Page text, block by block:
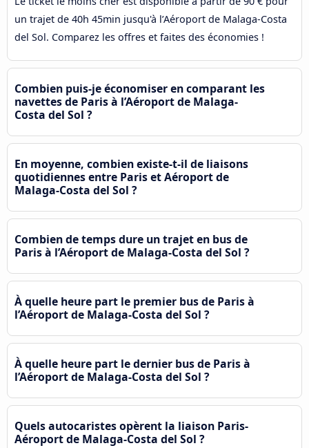
un trajet de 40h 45min jusqu'à l’Aéroport de Malaga-Costa
del Sol. Comparez les offres et faites des économies !
Combien puis-je économiser en comparant les
navettes de Paris à l’Aéroport de Malaga-
Costa del Sol ?
En moyenne, combien existe-t-il de liaisons
quotidiennes entre Paris et Aéroport de
Malaga-Costa del Sol ?
Combien de temps dure un trajet en bus de
Paris à l’Aéroport de Malaga-Costa del Sol ?
À quelle heure part le premier bus de Paris à
l’Aéroport de Malaga-Costa del Sol ?
À quelle heure part le dernier bus de Paris à
l’Aéroport de Malaga-Costa del Sol ?
Quels autocaristes opèrent la liaison Paris-
Aéroport de Malaga-Costa del Sol ?